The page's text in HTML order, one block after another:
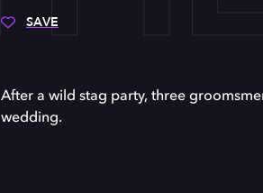
SAVE
After a wild stag party, three
wedding.